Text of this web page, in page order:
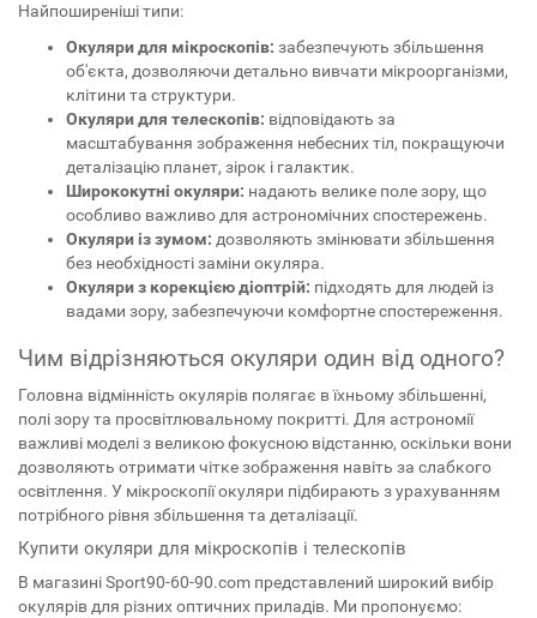
Найпоширеніші типи:
Окуляри для мікроскопів: забезпечують збільшення
об'єкта, дозволяючи детально вивчати мікроорганізми,
клітини та структури.
Окуляри для телескопів: відповідають за
масштабування зображення небесних тіл, покращуючи
деталізацію планет, зірок і галактик.
Ширококутні окуляри: надають велике поле зору, що
особливо важливо для астрономічних спостережень.
Окуляри із зумом: дозволяють змінювати збільшення
без необхідності заміни окуляра.
Окуляри з корекцією діоптрій: підходять для людей із
вадами зору, забезпечуючи комфортне спостереження.
Чим відрізняються окуляри один від одного?
Головна відмінність окулярів полягає в їхньому збільшенні,
полі зору та просвітлювальному покритті. Для астрономії
важливі моделі з великою фокусною відстанню, оскільки вони
дозволяють отримати чітке зображення навіть за слабкого
освітлення. У мікроскопії окуляри підбирають з урахуванням
потрібного рівня збільшення та деталізації.
Купити окуляри для мікроскопів і телескопів
В магазині Sport90-60-90.com представлений широкий вибір
окулярів для різних оптичних приладів. Ми пропонуємо: